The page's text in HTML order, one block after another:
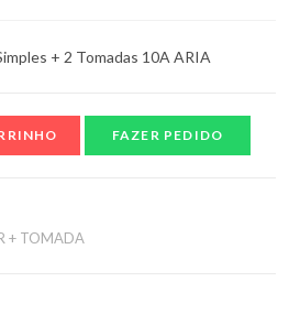
+ 2 Tomadas 10A ARIA
FAZER PEDIDO
+ TOMADA